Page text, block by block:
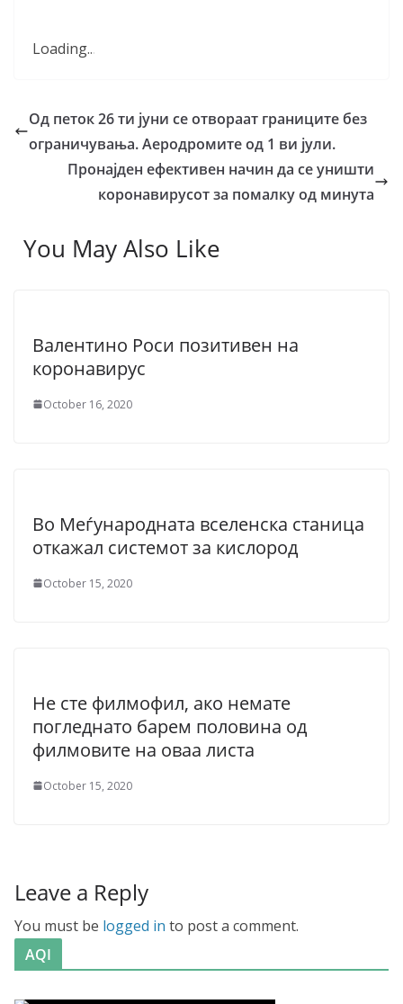
Loading...
Од петок 26 ти јуни се отвораат границите без
ограничувања. Аеродромите од 1 ви јули.
Пронајден ефективен начин да се уништи
коронавирусот за помалку од минута
You May Also Like
Валентино Роси позитивен на
коронавирус
October 16, 2020
Во Меѓународната вселенска станица
откажал системот за кислород
October 15, 2020
Не сте филмофил, ако немате
погледнато барем половина од
филмовите на оваа листа
October 15, 2020
Leave a Reply
You must be logged in to post a comment.
AQI